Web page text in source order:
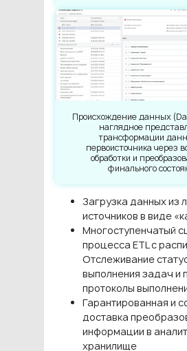
Происхождение данных
наглядное
трансформации
первоисточника через
обработки и
финального
Загрузка данных из
источников в виде
Многоступенчатый
процесса ETL с
Отслеживание
выполнения задач и
протоколы
Гарантированная и
доставка
информации в
хранилище